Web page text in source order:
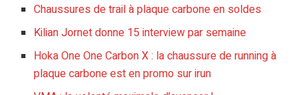
Chaussures de trail à plaque carbone en soldes
Kilian Jornet donne 15 interview par semaine
Hoka One One Carbon X : la chaussure de running à
plaque carbone est en promo sur irun